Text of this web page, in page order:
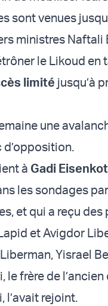
sont venues
ministres Naftali
le Likoud en
limité jusqu’à
une
d’opposition.
à Gadi Eisenkot
les sondages
et qui a reçu
et Avigdor
Yisrael
le frère de
l’avait rejoint.